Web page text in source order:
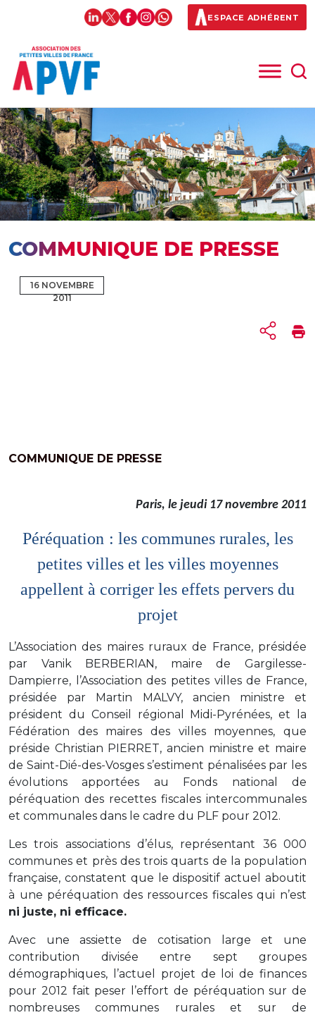
ESPACE ADHÉRENT
COMMUNIQUE DE PRESSE
16 NOVEMBRE
2011
COMMUNIQUE DE PRESSE
Paris, le jeudi 17 novembre 2011
Péréquation : les communes rurales, les
petites villes et les villes moyennes
appellent à corriger les effets pervers du
projet
L’Association des maires ruraux de France, présidée
par Vanik BERBERIAN, maire de Gargilesse-
Dampierre, l’Association des petites villes de France,
présidée par Martin MALVY, ancien ministre et
président du Conseil régional Midi-Pyrénées, et la
Fédération des maires des villes moyennes, que
préside Christian PIERRET, ancien ministre et maire
de Saint-Dié-des-Vosges s’estiment pénalisées par les
évolutions apportées au Fonds national de
péréquation des recettes fiscales intercommunales
et communales dans le cadre du PLF pour 2012.
Les trois associations d’élus, représentant 36 000
communes et près des trois quarts de la population
française, constatent que le dispositif actuel aboutit
à une péréquation des ressources fiscales qui n’est
ni juste, ni efficace.
Avec une assiette de cotisation large et une
contribution divisée entre sept groupes
démographiques, l’actuel projet de loi de finances
pour 2012 fait peser l’effort de péréquation sur de
nombreuses communes rurales et sur de